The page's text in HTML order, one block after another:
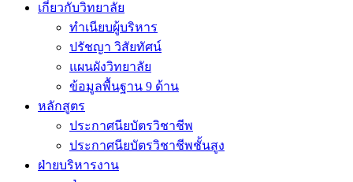
เกี่ยวกับวิทยาลัย
ทำเนียบผู้บริหาร
ปรัชญา วิสัยทัศน์
แผนผังวิทยาลัย
ข้อมูลพื้นฐาน 9 ด้าน
หลักสูตร
ประกาศนียบัตรวิชาชีพ
ประกาศนียบัตรวิชาชีพชั้นสูง
ฝ่ายบริหารงาน